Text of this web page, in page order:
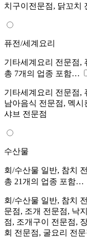
치구이전문점, 닭꼬치
퓨전/세계요리
기타세계요리 전문점,
총 7개의 업종 포함…
기타세계요리 전문점,
남아음식 전문점, 멕시
샤브 전문점
수산물
회/수산물 일반, 참치
총 21개의 업종 포함…
회/수산물 일반, 참치
문점, 조개 전문점, 낙
점, 조개구이 전문점,
회 전문점, 굴요리 전